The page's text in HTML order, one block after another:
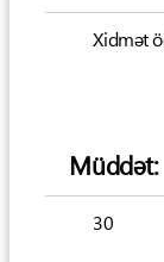
Xidmət
Müddət:
30